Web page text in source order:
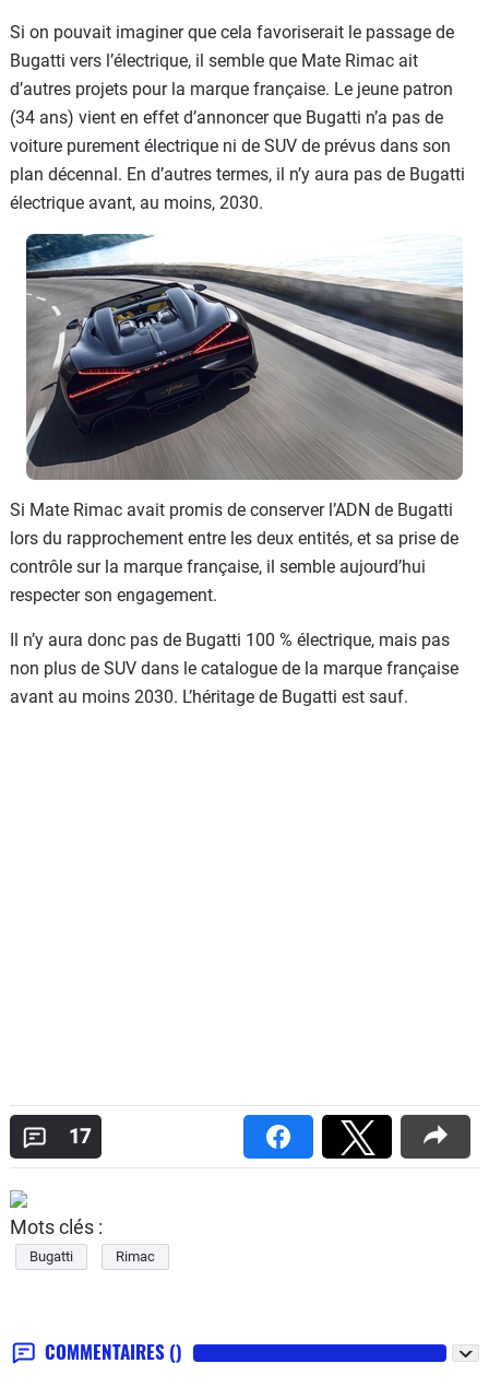
Si on pouvait imaginer que cela favoriserait le passage de
Bugatti vers l’électrique, il semble que Mate Rimac ait
d’autres projets pour la marque française. Le jeune patron
(34 ans) vient en effet d’annoncer que Bugatti n’a pas de
voiture purement électrique ni de SUV de prévus dans son
plan décennal. En d’autres termes, il n’y aura pas de Bugatti
électrique avant, au moins, 2030.
Si Mate Rimac avait promis de conserver l’ADN de Bugatti
lors du rapprochement entre les deux entités, et sa prise de
contrôle sur la marque française, il semble aujourd’hui
respecter son engagement.
Il n’y aura donc pas de Bugatti 100 % électrique, mais pas
non plus de SUV dans le catalogue de la marque française
avant au moins 2030. L’héritage de Bugatti est sauf.
17
Mots clés :
Bugatti Rimac
COMMENTAIRES ()